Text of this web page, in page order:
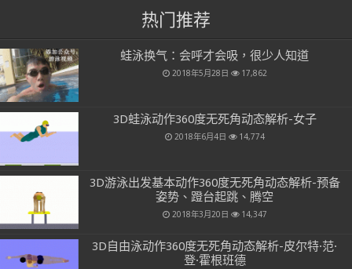
热门推荐
蛙泳换气：会呼才会吸，很少人知道
2018年5月28日 17,862
3D蛙泳动作360度无死角动态解析-女子
2018年6月4日 14,774
3D游泳出发基本动作360度无死角动态解析-预备
姿势、蹬台起跳、腾空
2018年3月20日 14,347
3D自由泳动作360度无死角动态解析-皮尔特·范·
登·霍根班德